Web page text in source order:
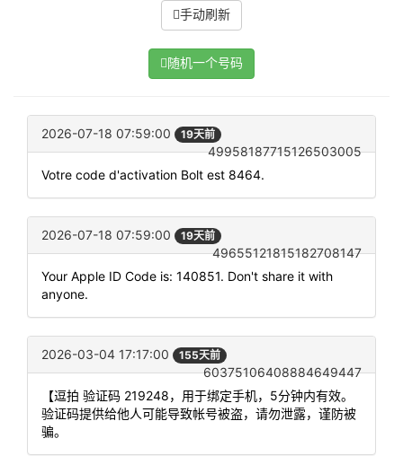
手动刷新
随机一个号码
2026-07-18 07:59:00 19天前
49958187715126503005
Votre code d'activation Bolt est 8464.
2026-07-18 07:59:00 19天前
49655121815182708147
Your Apple ID Code is: 140851. Don't share it with
anyone.
2026-03-04 17:17:00 155天前
60375106408884649447
【逗拍 验证码 219248，用于绑定手机，5分钟内有效。
验证码提供给他人可能导致帐号被盗，请勿泄露，谨防被
骗。